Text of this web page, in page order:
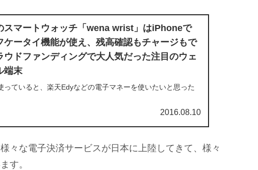
スマートウォッチ「wena wrist」はiPhoneで
ケータイ機能が使え、残高確認もチャージもで
ウドファンディングで大人気だった注目のウェ
端末
っていると、楽天Edyなどの電子マネーを使いたいと思った
Edyカードなどを使っている方も多いと思います。しかし、
2016.08.10
々な電子決済サービスが日本に上陸してきて、様々
す。